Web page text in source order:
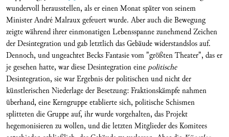
wundervoll herausstellen, als er einen Monat später von seinem
Minister André Malraux gefeuert wurde. Aber auch die Bewegung
zeigte während ihrer einmonatigen Lebensspanne zunehmend Zeichen
der Desintegration und gab letztlich das Gebäude widerstandslos auf.
Dennoch, und ungeachtet Becks Fantasie vom "größten Theater", das er
je gesehen hatte, war diese Desintegration eine politische
Desintegration, sie war Ergebnis der politischen und nicht der
künstlerischen Niederlage der Besetzung: Fraktionskämpfe nahmen
überhand, eine Kerngruppe etablierte sich, politische Schismen
splitteten die Gruppe auf, ihr wurde vorgehalten, das Projekt
hegemonisieren zu wollen, und die letzten Mitglieder des Komitees